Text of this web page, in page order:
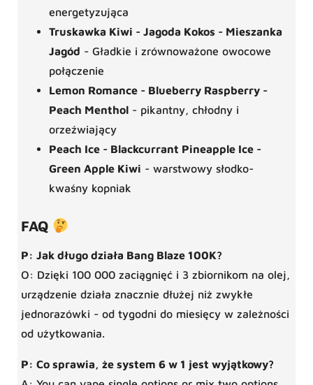
energetyzująca
Truskawka Kiwi - Jagoda Kokos - Mieszanka
Jagód - Gładkie i zrównoważone owocowe
połączenie
Lemon Romance - Blueberry Raspberry -
Peach Menthol - pikantny, chłodny i
orzeźwiający
Peach Ice - Blackcurrant Pineapple Ice -
Green Apple Kiwi - warstwowy słodko-
kwaśny kopniak
FAQ
P: Jak długo działa Bang Blaze 100K?
O: Dzięki 100 000 zaciągnięć i 3 zbiornikom na olej,
urządzenie działa znacznie dłużej niż zwykłe
jednorazówki - od tygodni do miesięcy w zależności
od użytkowania.
P: Co sprawia, że system 6 w 1 jest wyjątkowy?